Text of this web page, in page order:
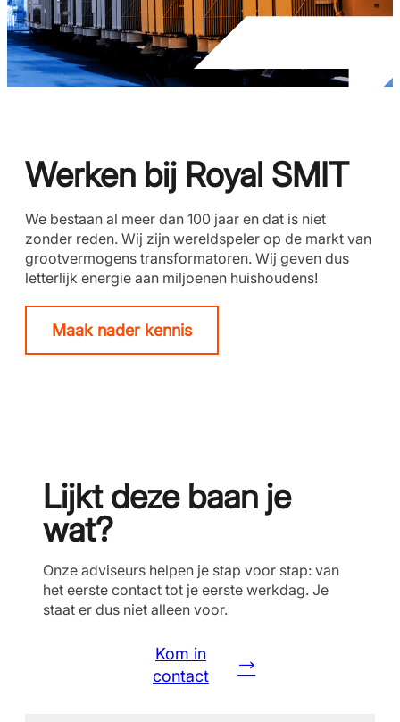
Werken bij Royal SMIT
We bestaan al meer dan 100 jaar en dat is niet
zonder reden. Wij zijn wereldspeler op de markt van
grootvermogens transformatoren. Wij geven dus
letterlijk energie aan miljoenen huishoudens!
Maak nader kennis
Lijkt deze baan je
wat?
Onze adviseurs helpen je stap voor stap: van
het eerste contact tot je eerste werkdag. Je
staat er dus niet alleen voor.
Kom in
contact